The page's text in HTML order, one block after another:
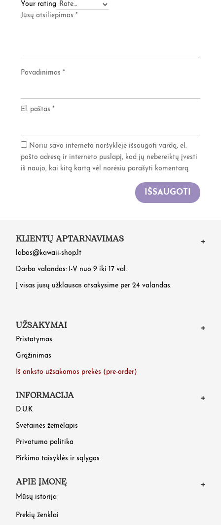
Your rating
Jūsų atsiliepimas*
Pavadinimas*
El. paštas*
Noriu savo interneto naršyklėje išsaugoti vardą, el.
pašto adresą ir interneto puslapį, kad jų nebereiktų įvesti
iš naujo, kai kitą kartą vėl norėsiu parašyti komentarą.
IŠSAUGOTI
KLIENTŲ APTARNAVIMAS
labas@kawaii-shop.lt
Darbo valandos: I-V nuo 9 iki 17 val.
Į visas jusų užklausas atsakysime per 24 valandas.
UŽSAKYMAI
Pristatymas
Grąžinimas
Iš anksto užsakomos prekės (pre-order)
INFORMACIJA
D.U.K
Svetainės žemėlapis
Privatumo politika
Pirkimo taisyklės ir sąlygos
APIE ĮMONĘ
Mūsų istorija
Prekių ženklai